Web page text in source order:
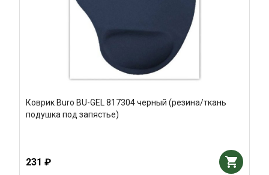
Коврик Buro BU-GEL 817304 черный (резина/ткань
подушка под запястье)
231 ₽